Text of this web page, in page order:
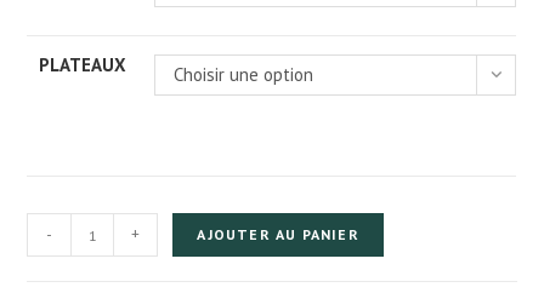
PLATEAUX Choisir une option
de
- + AJOUTER AU PANIER